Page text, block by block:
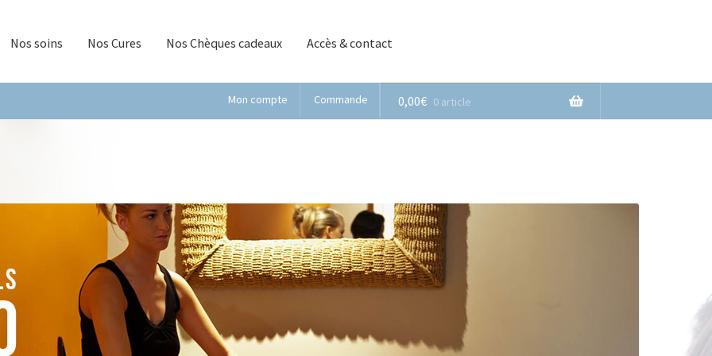
Nos soins Nos Cures Nos Chèques cadeaux Accès & contact
Mon compte Commande 0,00€ 0 article